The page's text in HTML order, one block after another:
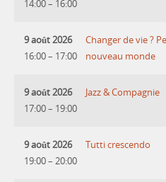
14:00– 16:00
9 août 2026
16:00– 17:00
Changer de vie ?
nouveau monde
9 août 2026
17:00– 19:00
Jazz & Compagnie
9 août 2026
19:00– 20:00
Tutti crescendo